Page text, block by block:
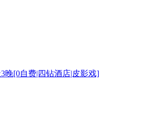
晚[0自费|四钻酒店|皮影戏]